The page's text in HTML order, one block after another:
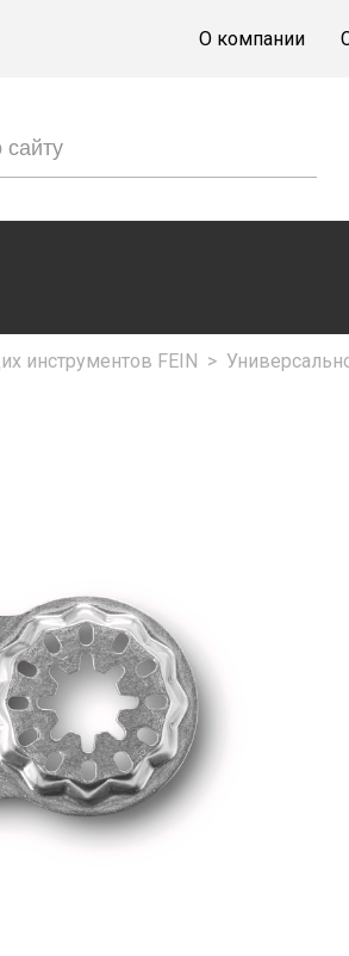
О компании
инструментов FEIN >